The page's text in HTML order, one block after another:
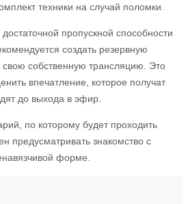
техники на случай поломки.
пропускной способности
создать резервную
свою собственную трансляцию. Это
впечатление, которое получат
до выхода в эфир.
по которому будет проходить
предусматривать знакомство с
форме.